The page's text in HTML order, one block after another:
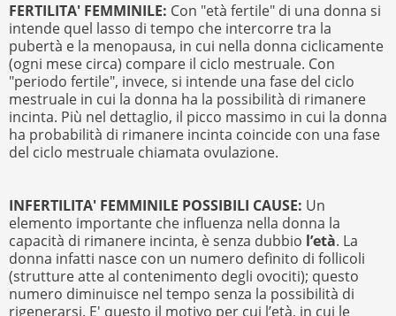
FERTILITA' FEMMINILE: Con "età fertile" di una donna si
intende quel lasso di tempo che intercorre tra la
pubertà e la menopausa, in cui nella donna ciclicamente
(ogni mese circa) compare il ciclo mestruale. Con
"periodo fertile", invece, si intende una fase del ciclo
mestruale in cui la donna ha la possibilità di rimanere
incinta. Più nel dettaglio, il picco massimo in cui la donna
ha probabilità di rimanere incinta coincide con una fase
del ciclo mestruale chiamata ovulazione.
INFERTILITA' FEMMINILE POSSIBILI CAUSE: Un
elemento importante che influenza nella donna la
capacità di rimanere incinta, è senza dubbio l’età. La
donna infatti nasce con un numero definito di follicoli
(strutture atte al contenimento degli ovociti); questo
numero diminuisce nel tempo senza la possibilità di
rigenerarsi. E' questo il motivo per cui l’età, in cui le